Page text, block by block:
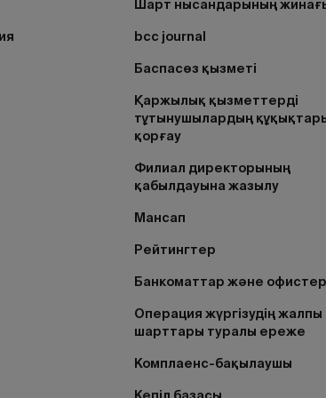
Шарт нысандарының
bcc journal
Баспасөз қызметі
Қаржылық қызметтерді
тұтынушылардың
қорғау
Филиал директорының
қабылдауына жазылу
Мансап
Рейтингтер
Банкоматтар және офистер
Операция жүргізудің жалпы
шарттары туралы ереже
Комплаенс-бақылаушы